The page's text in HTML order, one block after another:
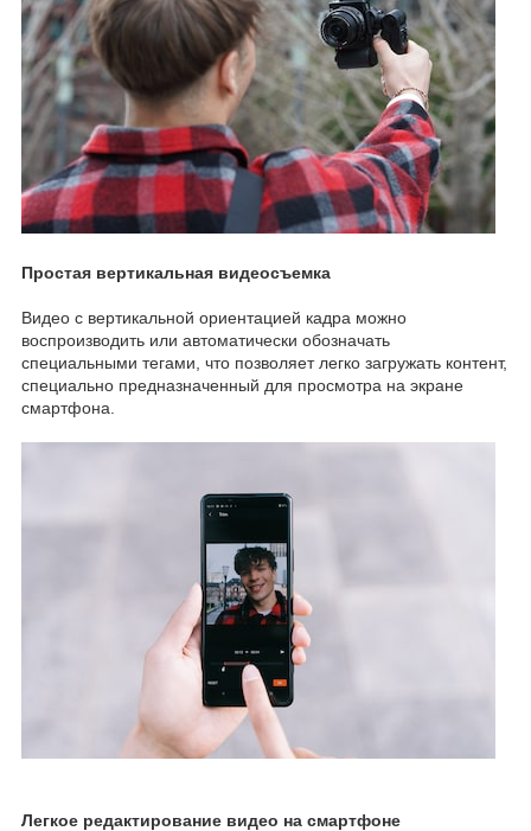
Простая вертикальная видеосъемка
Видео с вертикальной ориентацией кадра можно
воспроизводить или автоматически обозначать
специальными тегами, что позволяет легко загружать контент,
специально предназначенный для просмотра на экране
смартфона.
Легкое редактирование видео на смартфоне